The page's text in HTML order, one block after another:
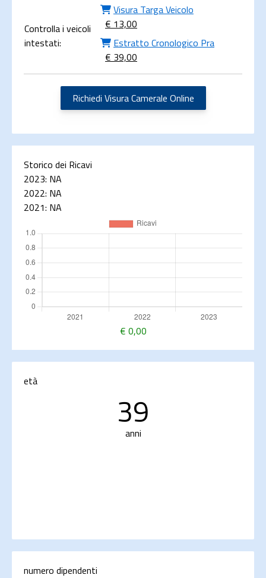
Controlla i veicoli
intestati:
Visura Targa Veicolo
€ 13,00
Estratto Cronologico Pra
€ 39,00
Richiedi Visura Camerale Online
Storico dei Ricavi
2023: NA
2022: NA
2021: NA
€ 0,00
età
39
anni
numero dipendenti